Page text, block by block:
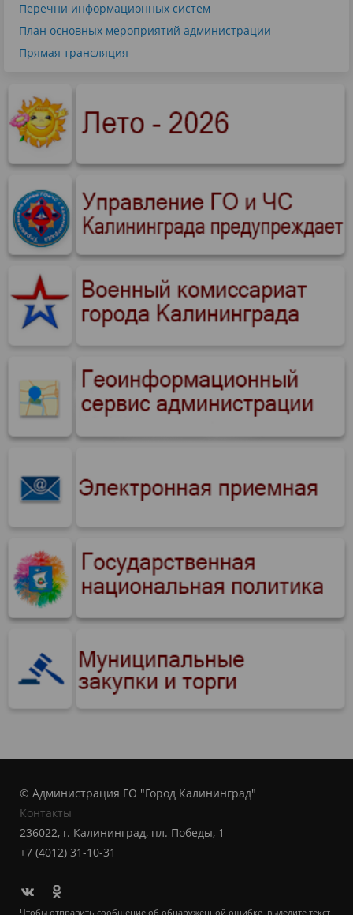
Перечни информационных систем
План основных мероприятий администрации
Прямая трансляция
© Администрация ГО "Город Калининград"
Контакты
236022, г. Калининград, пл. Победы, 1
+7 (4012) 31-10-31
Чтобы отправить сообщение об обнаруженной ошибке, выделите текст